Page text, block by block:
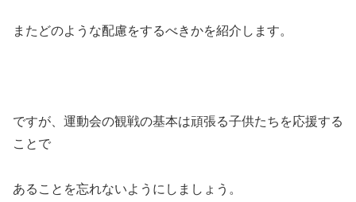
またどのような配慮をするべきかを紹介します。
ですが、運動会の観戦の基本は頑張る子供たちを応援する
ことで
あることを忘れないようにしましょう。